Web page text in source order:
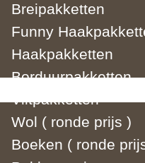
Breipakketten
Funny
Haakpakketten
Borduurpakketten.
Viltpakketten
Wol ( ronde prijs )
Boeken ( ronde